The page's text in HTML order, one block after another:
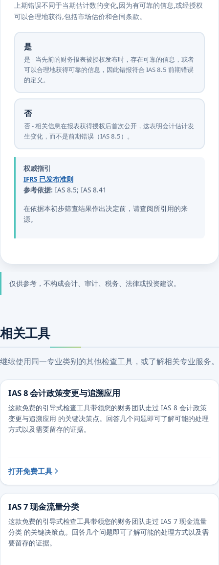
上期错误不同于当期估计数的变化,因为有可靠的信息,或经授权
可以合理地获得,包括市场估价和合同条款。
是
是 - 当先前的财务报表被授权发布时，存在可靠的信息，或者
可以合理地获得可靠的信息，因此错报符合 IAS 8.5 前期错误
的定义。
否
否 - 相关信息在报表获得授权后首次公开，这表明会计估计发
生变化，而不是前期错误（IAS 8.5）。
权威指引
IFRS 已发布准则
参考依据: IAS 8.5; IAS 8.41
在依据本初步筛查结果作出决定前，请查阅所引用的来
源。
仅供参考，不构成会计、审计、税务、法律或投资建议。
相关工具
继续使用同一专业类别的其他检查工具，或了解相关专业服务。
IAS 8 会计政策变更与追溯应用
这款免费的引导式检查工具带领您的财务团队走过 IAS 8 会计政策
变更与追溯应用 的关键决策点。回答几个问题即可了解可能的处理
方式以及需要留存的证据。
打开免费工具
IAS 7 现金流量分类
这款免费的引导式检查工具带领您的财务团队走过 IAS 7 现金流量
分类 的关键决策点。回答几个问题即可了解可能的处理方式以及需
要留存的证据。